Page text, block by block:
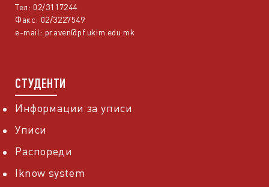
Тел: 02/3117244
Факс: 02/3227549
e-mail: praven@pf.ukim.edu.mk
СТУДЕНТИ
Информации за уписи
Уписи
Распореди
Iknow system